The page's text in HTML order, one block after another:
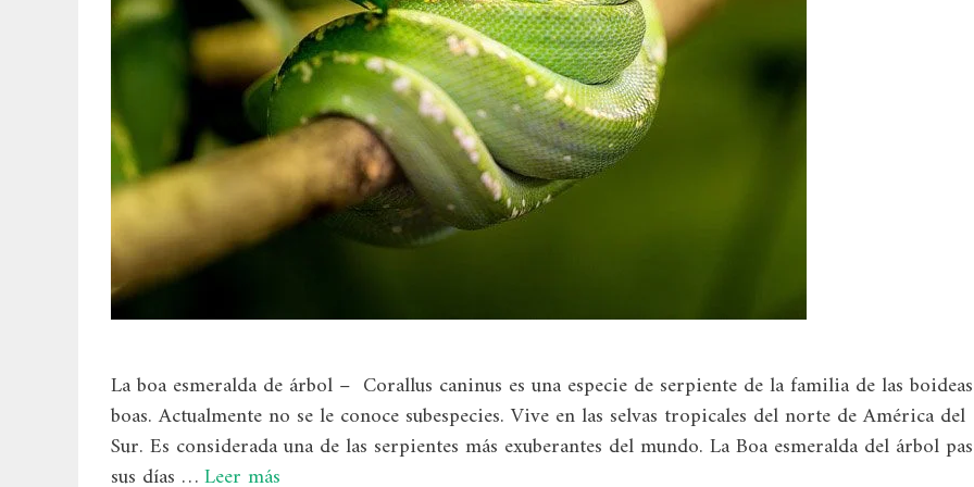
La boa esmeralda de árbol – Corallus caninus es una especie de serpiente de la familia de las
boas. Actualmente no se le conoce subespecies. Vive en las selvas tropicales del norte de América del
Sur. Es considerada una de las serpientes más exuberantes del mundo. La Boa esmeralda del árbol
sus días …Leer más